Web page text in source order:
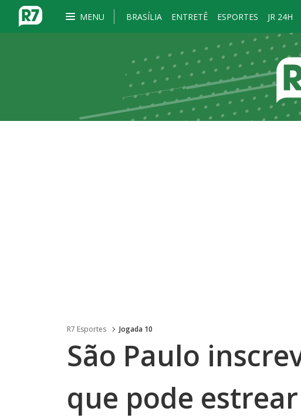
MENU BRASÍLIA ENTRETÊ ESPORTES JR 24H
R7 Esportes Jogada 10
São Paulo
que pode